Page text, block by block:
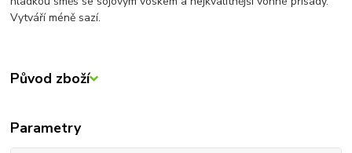
Vytváří méně sazí.
Původ zboží
Parametry